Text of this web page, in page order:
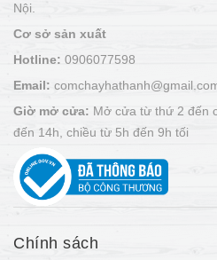
Nội.
Cơ sở sản xuất
Hotline: 0906077598
Email:
Giờ mở cửa: Mở cửa từ thứ 2 đến
đến 14h, chiều từ 5h đến 9h tối
Chính sách